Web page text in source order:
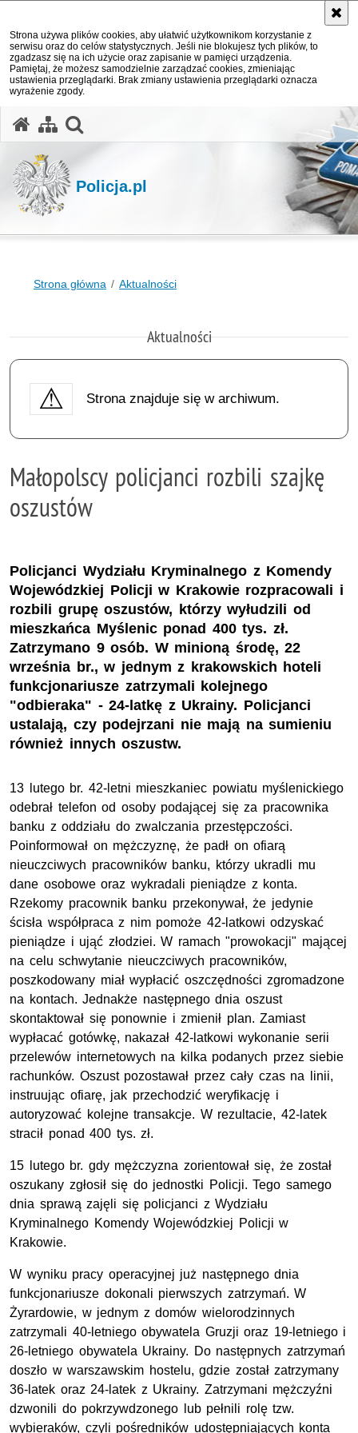
Strona używa plików cookies, aby ułatwić użytkownikom korzystanie z
serwisu oraz do celów statystycznych. Jeśli nie blokujesz tych plików, to
zgadzasz się na ich użycie oraz zapisanie w pamięci urządzenia.
Pamiętaj, że możesz samodzielnie zarządzać cookies, zmieniając
ustawienia przeglądarki. Brak zmiany ustawienia przeglądarki oznacza
wyrażenie zgody.
Policja.pl
Strona główna Aktualności
Aktualności
Strona znajduje się w archiwum.
Małopolscy policjanci rozbili szajkę
oszustów
Policjanci Wydziału Kryminalnego z Komendy
Wojewódzkiej Policji w Krakowie rozpracowali i
rozbili grupę oszustów, którzy wyłudzili od
mieszkańca Myślenic ponad 400 tys. zł.
Zatrzymano 9 osób. W minioną środę, 22
września br., w jednym z krakowskich hoteli
funkcjonariusze zatrzymali kolejnego
"odbieraka" - 24-latkę z Ukrainy. Policjanci
ustalają, czy podejrzani nie mają na sumieniu
również innych oszustw.
13 lutego br. 42-letni mieszkaniec powiatu myślenickiego
odebrał telefon od osoby podającej się za pracownika
banku z oddziału do zwalczania przestępczości.
Poinformował on mężczyznę, że padł on ofiarą
nieuczciwych pracowników banku, którzy ukradli mu
dane osobowe oraz wykradali pieniądze z konta.
Rzekomy pracownik banku przekonywał, że jedynie
ścisła współpraca z nim pomoże 42-latkowi odzyskać
pieniądze i ująć złodziei. W ramach "prowokacji" mającej
na celu schwytanie nieuczciwych pracowników,
poszkodowany miał wypłacić oszczędności zgromadzone
na kontach. Jednakże następnego dnia oszust
skontaktował się ponownie i zmienił plan. Zamiast
wypłacać gotówkę, nakazał 42-latkowi wykonanie serii
przelewów internetowych na kilka podanych przez siebie
rachunków. Oszust pozostawał przez cały czas na linii,
instruując ofiarę, jak przechodzić weryfikację i
autoryzować kolejne transakcje. W rezultacie, 42-latek
stracił ponad 400 tys. zł.
15 lutego br. gdy mężczyzna zorientował się, że został
oszukany zgłosił się do jednostki Policji. Tego samego
dnia sprawą zajęli się policjanci z Wydziału
Kryminalnego Komendy Wojewódzkiej Policji w
Krakowie.
W wyniku pracy operacyjnej już następnego dnia
funkcjonariusze dokonali pierwszych zatrzymań. W
Żyrardowie, w jednym z domów wielorodzinnych
zatrzymali 40-letniego obywatela Gruzji oraz 19-letniego i
26-letniego obywatela Ukrainy. Do następnych zatrzymań
doszło w warszawskim hostelu, gdzie został zatrzymany
36-latek oraz 24-latek z Ukrainy. Zatrzymani mężczyźni
dzwonili do pokrzywdzonego lub pełnili rolętzw.
wybieraków, czyli pośredników udostępniających konta